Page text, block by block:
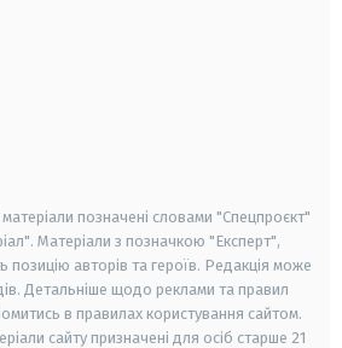
матеріали позначені словами "Спецпроєкт"
Матеріали з позначкою "Експерт",
авторів та героїв. Редакція може
Детальніше щодо реклами та правил
в правилах користування сайтом.
сайту призначені для осіб старше 21